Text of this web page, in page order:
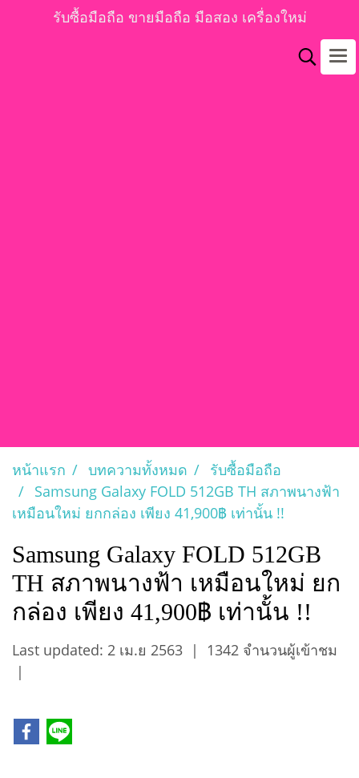
รับซื้อมือถือ ขายมือถือ มือสอง เครื่องใหม่
หน้าแรก บทความทั้งหมด
รับซื้อมือถือ
Samsung Galaxy FOLD 512GB TH สภาพนางฟ้า
เหมือนใหม่ ยกกล่อง เพียง 41,900฿ เท่านั้น !!
Samsung Galaxy FOLD 512GB
TH สภาพนางฟ้า เหมือนใหม่ ยก
กล่อง เพียง 41,900฿ เท่านั้น !!
Last updated: 2 เม.ย 2563 |
1342 จำนวนผู้เข้าชม
|